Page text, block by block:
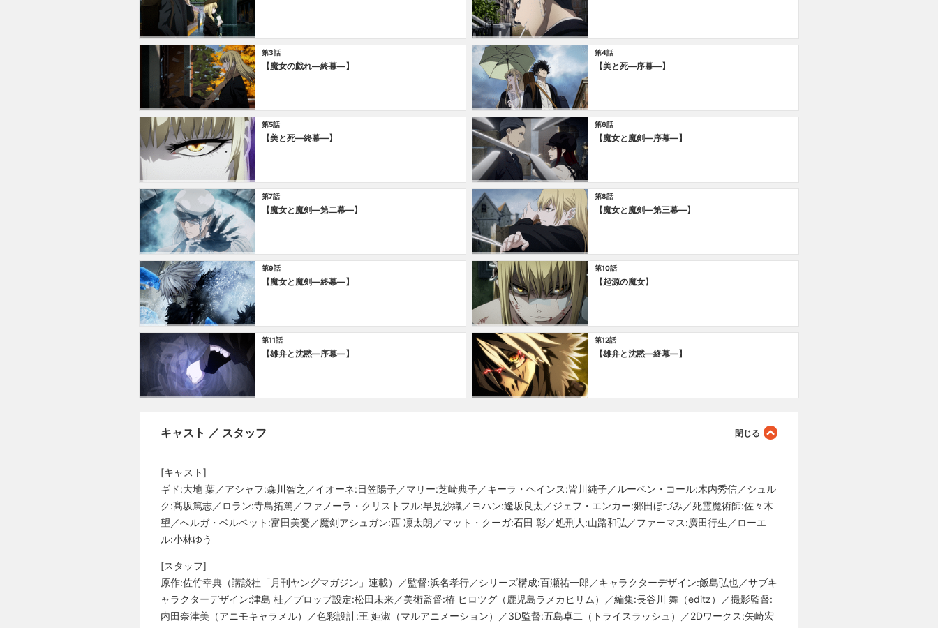
第3話
【魔女の戯れ―終幕―】
第4話
【美と死―序幕―】
第5話
【美と死―終幕―】
第6話
【魔女と魔剣―序幕―】
第7話
【魔女と魔剣―第二幕―】
第8話
【魔女と魔剣―第三幕―】
第9話
【魔女と魔剣―終幕―】
第10話
【起源の魔女】
第11話
【雄弁と沈黙―序幕―】
第12話
【雄弁と沈黙―終幕―】
キャスト ／ スタッフ
[キャスト]
ギド:大地 葉／アシャフ:森川智之／イオーネ:日笠陽子／マリー:芝崎典子／キーラ・ヘインス:皆川純子／ルーベン・コール:⽊内秀信／シュル
ク:髙坂篤志／ロラン:寺島拓篤／ファノーラ・クリストフル:早見沙織／ヨハン:逢坂良太／ジェフ・エンカー:郷田ほづみ／死霊魔術師:佐々木
望／へルガ・ベルベット:富田美憂／魔剣アシュガン:西 凜太朗／マット・クーガ:石田 彰／処刑人:山路和弘／ファーマス:廣田行生／ローエ
ル:⼩林ゆう
[スタッフ]
原作:佐竹幸典（講談社「月刊ヤングマガジン」連載）／監督:浜名孝行／シリーズ構成:百瀬祐一郎／キャラクターデザイン:飯島弘也／サブキ
ャラクターデザイン:津島 桂／プロップ設定:松田未来／美術監督:栫 ヒロツグ（鹿児島ラメカヒリム）／編集:長谷川 舞（editz）／撮影監督:
内田奈津美（アニモキャラメル）／色彩設計:王 姫淑（マルアニメーション）／3D監督:五島卓二（トライスラッシュ）／2Dワークス:矢崎宏